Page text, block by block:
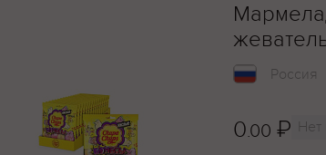
Россия
0.00 ₽ Нет